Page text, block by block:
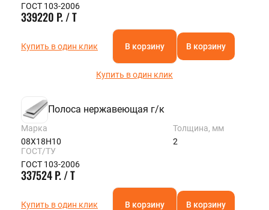
ГОСТ 103-2006
339220 Р. / Т
Купить в один клик В корзину В корзину
Купить в один клик
Полоса нержавеющая г/к
Марка
08Х18Н10
Толщина, мм
2
ГОСТ/ТУ
ГОСТ 103-2006
337524 Р. / Т
Купить в один клик В корзину В корзину